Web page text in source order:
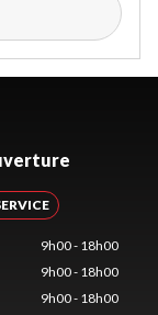
9h00 - 18h00
9h00 - 18h00
9h00 - 18h00